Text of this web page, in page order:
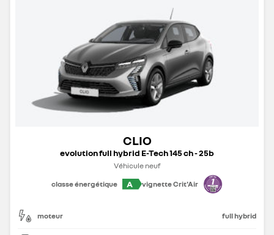
CLIO
evolution full hybrid E-Tech 145 ch - 25b
Véhicule neuf
classe énergétique
A vignette Crit'Air
moteur full hybrid